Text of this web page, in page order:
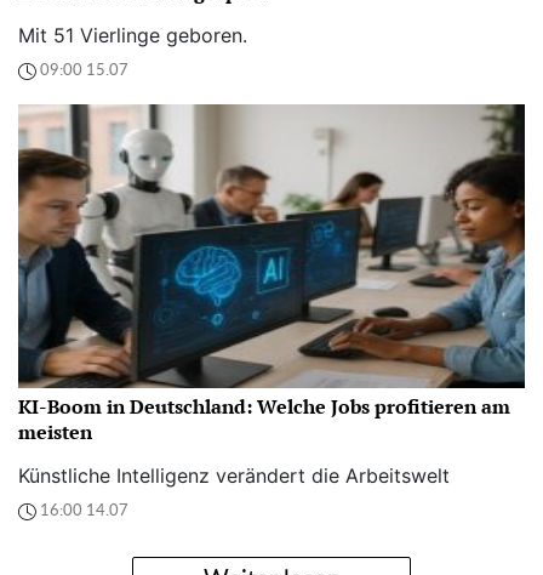
Mit 51 Vierlinge geboren.
09:00 15.07
KI-Boom in Deutschland: Welche Jobs profitieren am
meisten
Künstliche Intelligenz verändert die Arbeitswelt
16:00 14.07